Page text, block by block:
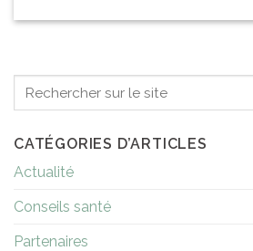
CATÉGORIES D’ARTICLES
Actualité
Conseils santé
Partenaires